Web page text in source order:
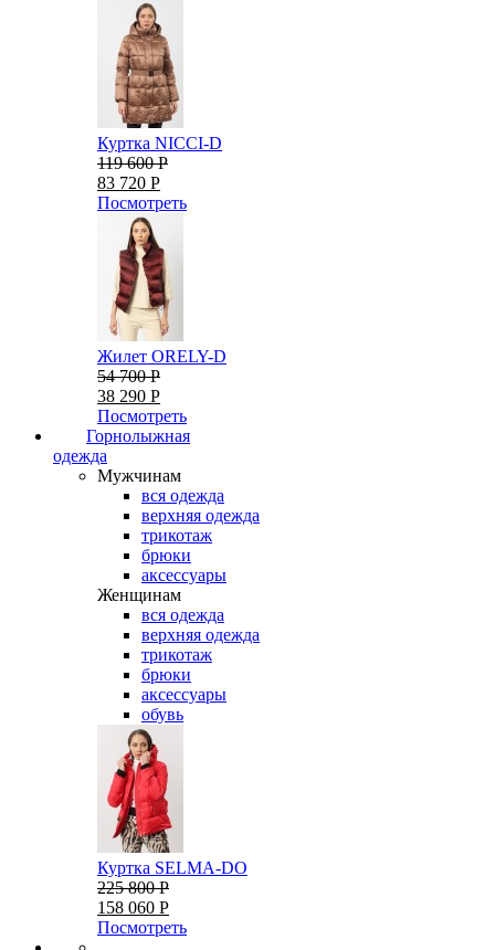
Куртка NICCI-D
119 600 Р
83 720 Р
Посмотреть
Жилет ORELY-D
54 700 Р
38 290 Р
Посмотреть
Горнолыжная
одежда
Мужчинам
вся одежда
верхняя одежда
трикотаж
брюки
аксессуары
Женщинам
вся одежда
верхняя одежда
трикотаж
брюки
аксессуары
обувь
Куртка SELMA-DO
225 800 Р
158 060 Р
Посмотреть